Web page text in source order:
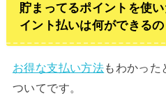
貯まってるポイントを使
イント払いは何ができるの
お得な支払い方法もわかった
ついてです。